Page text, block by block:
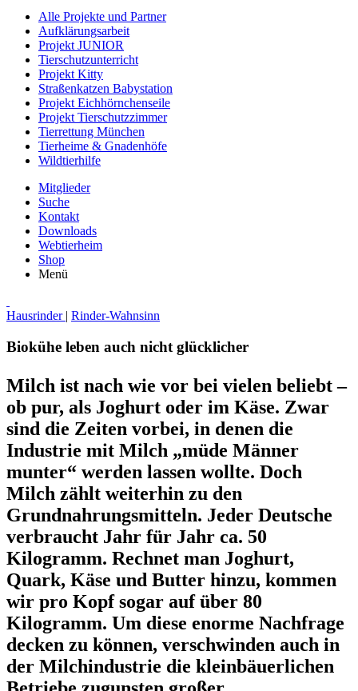
Alle Projekte und Partner
Aufklärungsarbeit
Projekt JUNIOR
Tierschutzunterricht
Projekt Kitty
Straßenkatzen Babystation
Projekt Eichhörnchenseile
Projekt Tierschutzzimmer
Tierrettung München
Tierheime & Gnadenhöfe
Wildtierhilfe
Mitglieder
Suche
Kontakt
Downloads
Webtierheim
Shop
Menü
Hausrinder | Rinder-Wahnsinn
Biokühe leben auch nicht glücklicher
Milch ist nach wie vor bei vielen beliebt –
ob pur, als Joghurt oder im Käse. Zwar
sind die Zeiten vorbei, in denen die
Industrie mit Milch „müde Männer
munter“ werden lassen wollte. Doch
Milch zählt weiterhin zu den
Grundnahrungsmitteln. Jeder Deutsche
verbraucht Jahr für Jahr ca. 50
Kilogramm. Rechnet man Joghurt,
Quark, Käse und Butter hinzu, kommen
wir pro Kopf sogar auf über 80
Kilogramm. Um diese enorme Nachfrage
decken zu können, verschwinden auch in
der Milchindustrie die kleinbäuerlichen